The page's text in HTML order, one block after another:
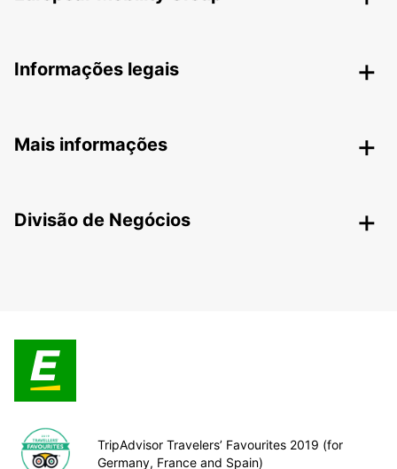
Informações legais
Mais informações
Divisão de Negócios
TripAdvisor Travelers’ Favourites 2019 (for
Germany, France and Spain)